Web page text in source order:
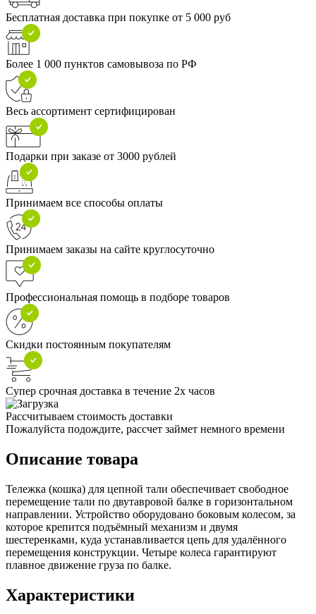
Бесплатная доставка при покупке от 5 000 руб
Более 1 000 пунктов самовывоза по РФ
Весь ассортимент сертифицирован
Подарки при заказе от 3000 рублей
Принимаем все способы оплаты
Принимаем заказы на сайте круглосуточно
Профессиональная помощь в подборе товаров
Скидки постоянным покупателям
Супер срочная доставка в течение 2х часов
Рассчитываем стоимость доставки
Пожалуйста подождите, рассчет займет немного времени
Описание товара
Тележка (кошка) для цепной тали обеспечивает свободное
перемещение тали по двутавровой балке в горизонтальном
направлении. Устройство оборудовано боковым колесом, за
которое крепится подъёмный механизм и двумя
шестеренками, куда устанавливается цепь для удалённого
перемещения конструкции. Четыре колеса гарантируют
плавное движение груза по балке.
Характеристики